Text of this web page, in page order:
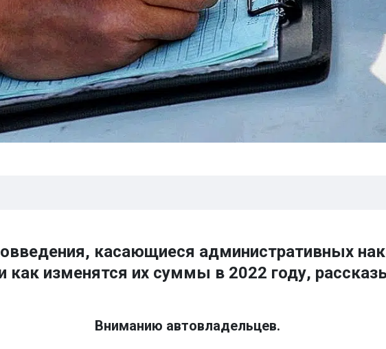
касающиеся административных
изменятся их суммы в 2022 году,
автовладельцев.